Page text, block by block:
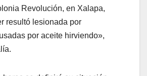
Revolución, en Xalapa,
resultó lesionada por
por aceite hirviendo»,